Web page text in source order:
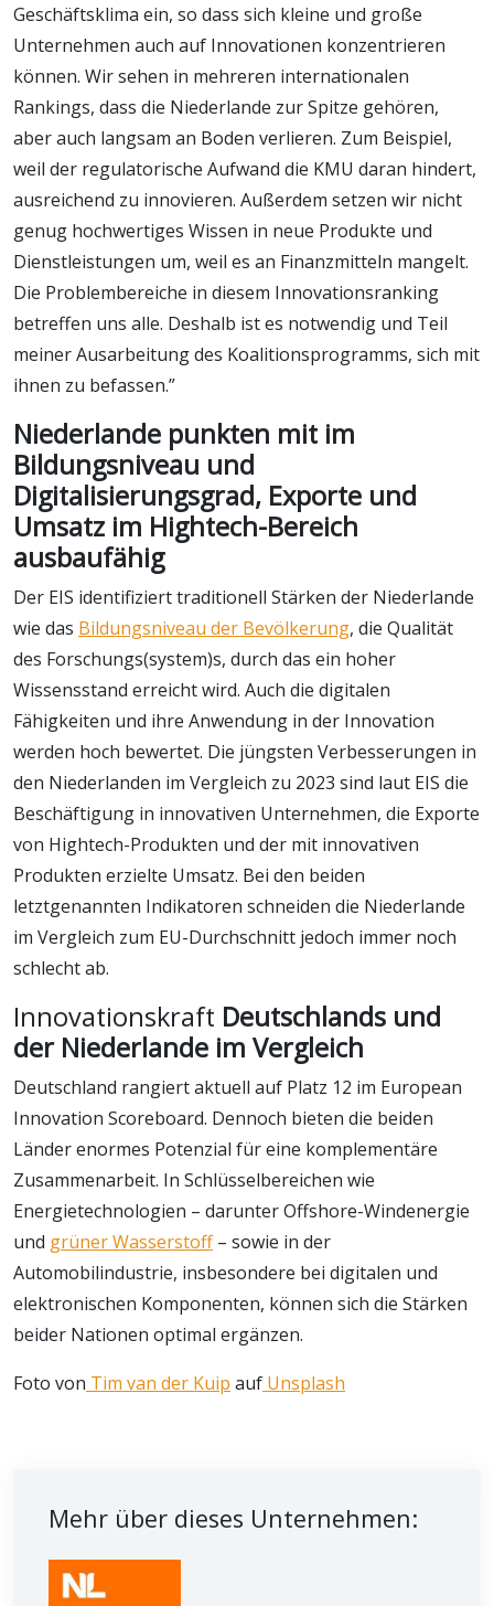
Geschäftsklima ein, so dass sich kleine und große
Unternehmen auch auf Innovationen konzentrieren
können. Wir sehen in mehreren internationalen
Rankings, dass die Niederlande zur Spitze gehören,
aber auch langsam an Boden verlieren. Zum Beispiel,
weil der regulatorische Aufwand die KMU daran hindert,
ausreichend zu innovieren. Außerdem setzen wir nicht
genug hochwertiges Wissen in neue Produkte und
Dienstleistungen um, weil es an Finanzmitteln mangelt.
Die Problembereiche in diesem Innovationsranking
betreffen uns alle. Deshalb ist es notwendig und Teil
meiner Ausarbeitung des Koalitionsprogramms, sich mit
ihnen zu befassen.”
Niederlande punkten mit im
Bildungsniveau und
Digitalisierungsgrad, Exporte und
Umsatz im Hightech-Bereich
ausbaufähig
Der EIS identifiziert traditionell Stärken der Niederlande
wie das Bildungsniveau der Bevölkerung, die Qualität
des Forschungs(system)s, durch das ein hoher
Wissensstand erreicht wird. Auch die digitalen
Fähigkeiten und ihre Anwendung in der Innovation
werden hoch bewertet. Die jüngsten Verbesserungen in
den Niederlanden im Vergleich zu 2023 sind laut EIS die
Beschäftigung in innovativen Unternehmen, die Exporte
von Hightech-Produkten und der mit innovativen
Produkten erzielte Umsatz. Bei den beiden
letztgenannten Indikatoren schneiden die Niederlande
im Vergleich zum EU-Durchschnitt jedoch immer noch
schlecht ab.
Innovationskraft Deutschlands und
der Niederlande im Vergleich
Deutschland rangiert aktuell auf Platz 12 im European
Innovation Scoreboard. Dennoch bieten die beiden
Länder enormes Potenzial für eine komplementäre
Zusammenarbeit. In Schlüsselbereichen wie
Energietechnologien – darunter Offshore-Windenergie
und grüner Wasserstoff– sowie in der
Automobilindustrie, insbesondere bei digitalen und
elektronischen Komponenten, können sich die Stärken
beider Nationen optimal ergänzen.
Foto von Tim van der Kuip auf Unsplash
Mehr über dieses Unternehmen: